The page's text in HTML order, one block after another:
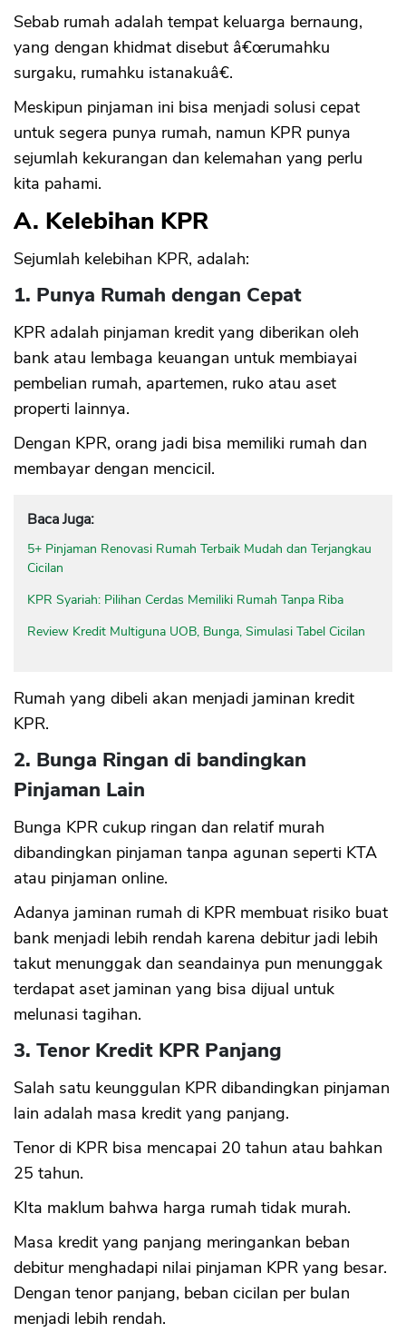
Sebab rumah adalah tempat keluarga bernaung,
yang dengan khidmat disebut â€œrumahku
surgaku, rumahku istanakuâ€.
Meskipun pinjaman ini bisa menjadi solusi cepat
untuk segera punya rumah, namun KPR punya
sejumlah kekurangan dan kelemahan yang perlu
kita pahami.
A. Kelebihan KPR
Sejumlah kelebihan KPR, adalah:
1. Punya Rumah dengan Cepat
KPR adalah pinjaman kredit yang diberikan oleh
bank atau lembaga keuangan untuk membiayai
pembelian rumah, apartemen, ruko atau aset
properti lainnya.
Dengan KPR, orang jadi bisa memiliki rumah dan
membayar dengan mencicil.
Baca Juga:
5+ Pinjaman Renovasi Rumah Terbaik Mudah dan Terjangkau
Cicilan
KPR Syariah: Pilihan Cerdas Memiliki Rumah Tanpa Riba
Review Kredit Multiguna UOB, Bunga, Simulasi Tabel Cicilan
Rumah yang dibeli akan menjadi jaminan kredit
KPR.
2. Bunga Ringan di bandingkan
Pinjaman Lain
Bunga KPR cukup ringan dan relatif murah
dibandingkan pinjaman tanpa agunan seperti KTA
atau pinjaman online.
Adanya jaminan rumah di KPR membuat risiko buat
bank menjadi lebih rendah karena debitur jadi lebih
takut menunggak dan seandainya pun menunggak
terdapat aset jaminan yang bisa dijual untuk
melunasi tagihan.
3. Tenor Kredit KPR Panjang
Salah satu keunggulan KPR dibandingkan pinjaman
lain adalah masa kredit yang panjang.
Tenor di KPR bisa mencapai 20 tahun atau bahkan
25 tahun.
KIta maklum bahwa harga rumah tidak murah.
Masa kredit yang panjang meringankan beban
debitur menghadapi nilai pinjaman KPR yang besar.
Dengan tenor panjang, beban cicilan per bulan
menjadi lebih rendah.